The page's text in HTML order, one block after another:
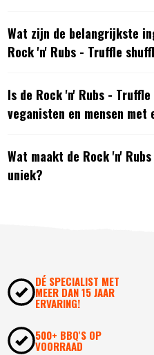
Wat zijn de belangrijkste
Rock 'n' Rubs - Truffle
Is de Rock 'n' Rubs -
veganisten en mensen
Wat maakt de Rock 'n'
uniek?
DÉ SPECIALIST MET
MEER DAN 15 JAAR
ERVARING!
500+ BBQ'S OP
VOORRAAD